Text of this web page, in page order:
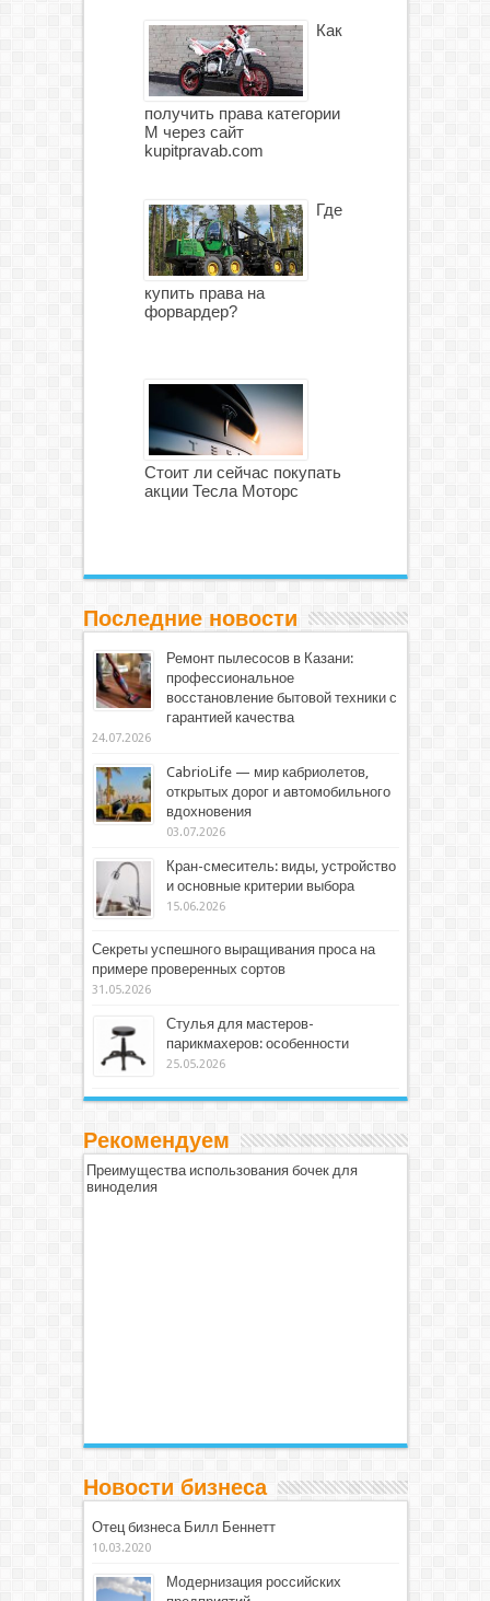
Как
получить права категории
М через сайт
kupitpravab.com
Где
купить права на
форвардер?
Стоит ли сейчас покупать
акции Тесла Моторс
Последние новости
Ремонт пылесосов в Казани:
профессиональное
восстановление бытовой техники с
гарантией качества
24.07.2026
CabrioLife — мир кабриолетов,
открытых дорог и автомобильного
вдохновения
03.07.2026
Кран-смеситель: виды, устройство
и основные критерии выбора
15.06.2026
Секреты успешного выращивания проса на
примере проверенных сортов
31.05.2026
Стулья для мастеров-
парикмахеров: особенности
25.05.2026
Рекомендуем
Преимущества использования бочек для
виноделия
Новости бизнеса
Отец бизнеса Билл Беннетт
10.03.2020
Модернизация российских